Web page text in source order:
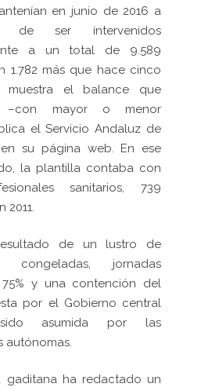
en junio de 2016 a
de ser intervenidos
a un total de 9.589
1.782 más que hace cinco
muestra el balance que
–con mayor o menor
el Servicio Andaluz de
en su página web. En ese
la plantilla contaba con
sanitarios, 739
2011.
de un lustro de
congeladas, jornadas
y una contención del
por el Gobierno central
asumida por las
autónomas.
gaditana ha redactado un